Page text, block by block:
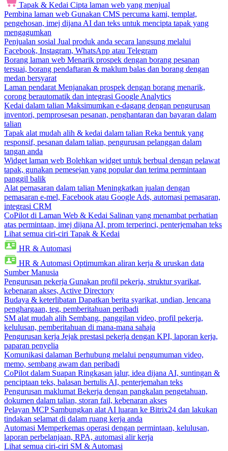
Tapak & Kedai Cipta laman web yang menjual
Pembina laman web Gunakan CMS percuma kami, templat,
pengehosan, imej dijana AI dan teks untuk mencipta tapak yang
mengagumkan
Penjualan sosial Jual produk anda secara langsung melalui
Facebook, Instagram, WhatsApp atau Telegram
Borang laman web Menarik prospek dengan borang pesanan
tersuai, borang pendaftaran & maklum balas dan borang dengan
medan bersyarat
Laman pendarat Menjanakan prospek dengan borang menarik,
corong berautomatik dan integrasi Google Analytics
Kedai dalam talian Maksimumkan e-dagang dengan pengurusan
inventori, pemprosesan pesanan, penghantaran dan bayaran dalam
talian
Tapak alat mudah alih & kedai dalam talian Reka bentuk yang
responsif, pesanan dalam talian, pengurusan pelanggan dalam
tangan anda
Widget laman web Bolehkan widget untuk berbual dengan pelawat
tapak, gunakan pemesejan yang popular dan terima permintaan
panggil balik
Alat pemasaran dalam talian Meningkatkan jualan dengan
pemasaran e-mel, Facebook atau Google Ads, automasi pemasaran,
integrasi CRM
CoPilot di Laman Web & Kedai Salinan yang menambat perhatian
atas permintaan, imej dijana AI, prom terperinci, penterjemahan teks
Lihat semua ciri-ciri Tapak & Kedai
HR & Automasi
HR & Automasi Optimumkan aliran kerja & uruskan data
Sumber Manusia
Pengurusan pekerja Gunakan profil pekerja, struktur syarikat,
kebenaran akses, Active Directory
Budaya & keterlibatan Dapatkan berita syarikat, undian, lencana
penghargaan, teg, pemberitahuan peribadi
SM alat mudah alih Sembang, panggilan video, profil pekerja,
kelulusan, pemberitahuan di mana-mana sahaja
Pengurusan kerja Jejak prestasi pekerja dengan KPI, laporan kerja,
paparan penyelia
Komunikasi dalaman Berhubung melalui pengumuman video,
memo, sembang awam dan peribadi
CoPilot dalam Suapan Ringkasan jalur, idea dijana AI, suntingan &
penciptaan teks, balasan bertulis AI, penterjemahan teks
Pengurusan maklumat Bekerja dengan pangkalan pengetahuan,
dokumen dalam talian, storan fail, kebenaran akses
Pelayan MCP Sambungkan alat AI luaran ke Bitrix24 dan lakukan
tindakan selamat di dalam ruang kerja anda
Automasi Memperkemas operasi dengan permintaan, kelulusan,
laporan perbelanjaan, RPA, automasi alir kerja
Lihat semua ciri-ciri SM & Automasi